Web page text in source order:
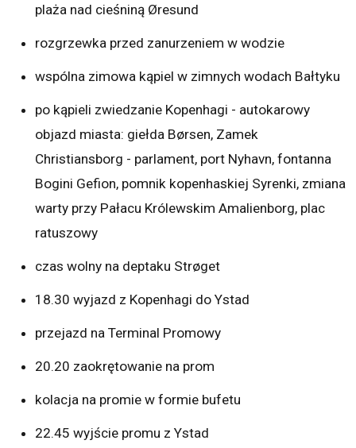
plaża nad cieśniną Øresund
rozgrzewka przed zanurzeniem w wodzie
wspólna zimowa kąpiel w zimnych wodach Bałtyku
po kąpieli zwiedzanie Kopenhagi - autokarowy
objazd miasta: giełda Børsen, Zamek
Christiansborg - parlament, port Nyhavn, fontanna
Bogini Gefion, pomnik kopenhaskiej Syrenki, zmiana
warty przy Pałacu Królewskim Amalienborg, plac
ratuszowy
czas wolny na deptaku Strøget
18.30 wyjazd z Kopenhagi do Ystad
przejazd na Terminal Promowy
20.20 zaokrętowanie na prom
kolacja na promie w formie bufetu
22.45 wyjście promu z Ystad